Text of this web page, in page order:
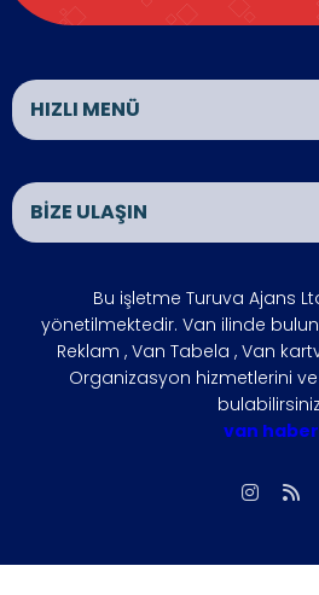
HIZLI MENÜ
Van Matbaa
Van Organizasyon
İLETİŞİM
BİZE ULAŞIN
ADRES
VAN
ÇALIŞMA
Hafta içi : 09:00 -
Bu işletme Turuva Ajans
yönetilmektedir. Van ilinde
Reklam , Van Tabela , Van
Organizasyon hizmetlerini
van haber